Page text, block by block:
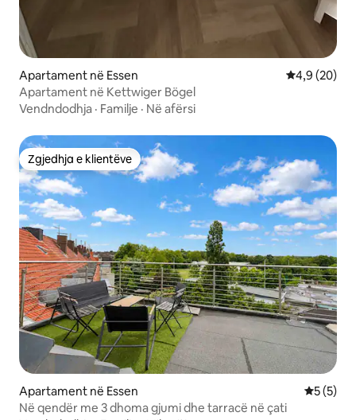
Apartament në Essen Vlerësimi
4,9 (20)
Apartament në Kettwiger Bögel
Vendndodhja · Familje · Në afërsi
Zgjedhja e klientëve
Zgjedhja e klientëve
Apartament në Essen
5 (5)
Në qendër me 3 dhoma gjumi dhe tarracë në çati